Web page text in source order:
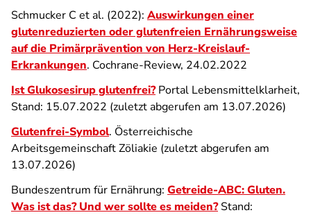
Schmucker C et al. (2022): Auswirkungen einer
glutenreduzierten oder glutenfreien Ernährungsweise
auf die Primärprävention von Herz-Kreislauf-
Erkrankungen. Cochrane-Review, 24.02.2022
Ist Glukosesirup glutenfrei?Portal Lebensmittelklarheit,
Stand: 15.07.2022 (zuletzt abgerufen am 13.07.2026)
Glutenfrei-Symbol. Österreichische
Arbeitsgemeinschaft Zöliakie (zuletzt abgerufen am
13.07.2026)
Bundeszentrum für Ernährung: Getreide-ABC: Gluten.
Was ist das? Und wer sollte es meiden?Stand: